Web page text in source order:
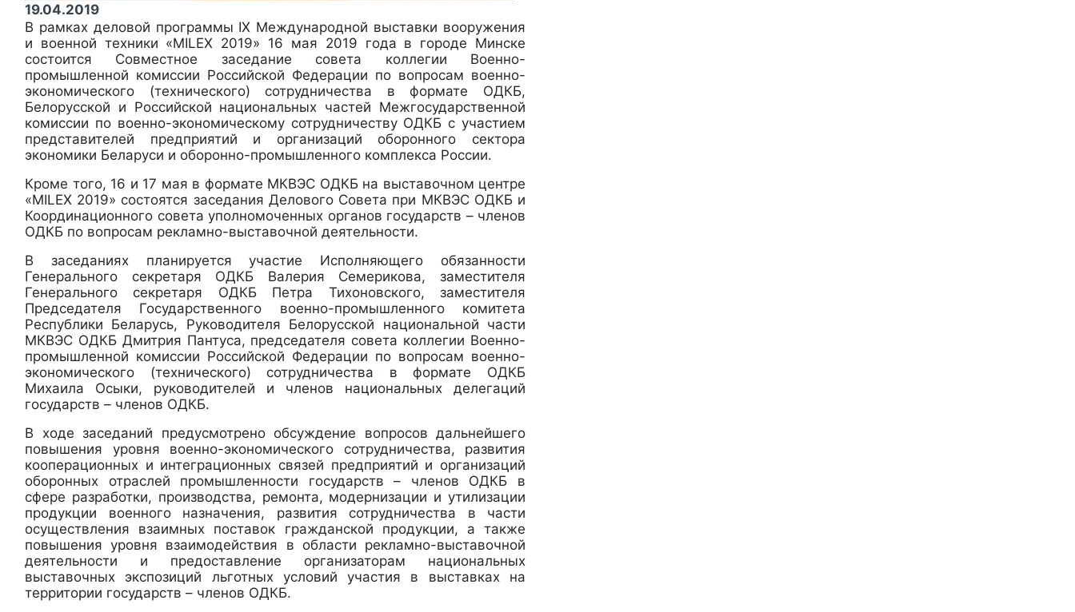
19.04.2019
В рамках деловой программы IX Международной выставки вооружения
и военной техники «MILEX 2019» 16 мая 2019 года в городе Минске
состоится Совместное заседание совета коллегии Военно-
промышленной комиссии Российской Федерации по вопросам военно-
экономического (технического) сотрудничества в формате ОДКБ,
Белорусской и Российской национальных частей Межгосударственной
комиссии по военно-экономическому сотрудничеству ОДКБ с участием
представителей предприятий и организаций оборонного сектора
экономики Беларуси и оборонно-промышленного комплекса России.
Кроме того, 16 и 17 мая в формате МКВЭС ОДКБ на выставочном центре
«MILEX 2019» состоятся заседания Делового Совета при МКВЭС ОДКБ и
Координационного совета уполномоченных органов государств – членов
ОДКБ по вопросам рекламно-выставочной деятельности.
В заседаниях планируется участие Исполняющего обязанности
Генерального секретаря ОДКБ Валерия Семерикова, заместителя
Генерального секретаря ОДКБ Петра Тихоновского, заместителя
Председателя Государственного военно-промышленного комитета
Республики Беларусь, Руководителя Белорусской национальной части
МКВЭС ОДКБ Дмитрия Пантуса, председателя совета коллегии Военно-
промышленной комиссии Российской Федерации по вопросам военно-
экономического (технического) сотрудничества в формате ОДКБ
Михаила Осыки, руководителей и членов национальных делегаций
государств – членов ОДКБ.
В ходе заседаний предусмотрено обсуждение вопросов дальнейшего
повышения уровня военно-экономического сотрудничества, развития
кооперационных и интеграционных связей предприятий и организаций
оборонных отраслей промышленности государств – членов ОДКБ в
сфере разработки, производства, ремонта, модернизации и утилизации
продукции военного назначения, развития сотрудничества в части
осуществления взаимных поставок гражданской продукции, а также
повышения уровня взаимодействия в области рекламно-выставочной
деятельности и предоставление организаторам национальных
выставочных экспозиций льготных условий участия в выставках на
территории государств – членов ОДКБ.